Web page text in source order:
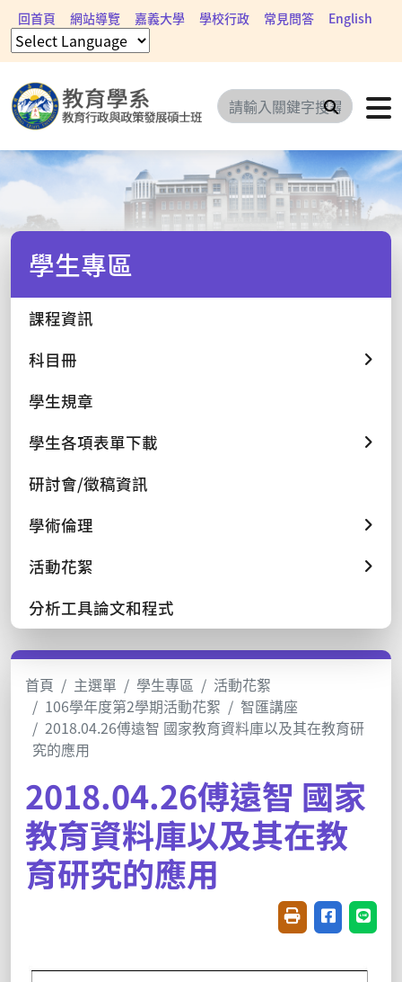
回首頁 網站導覽 嘉義大學 學校行政 常見問答 English
搜尋
學生專區
課程資訊
科目冊
學生規章
學生各項表單下載
研討會/徵稿資訊
學術倫理
活動花絮
分析工具論文和程式
首頁 主選單 學生專區
活動花絮
106學年度第2學期活動花絮
智匯講座
2018.04.26傅遠智 國家教育資料庫以及其在教育研
究的應用
2018.04.26傅遠智 國家
教育資料庫以及其在教
育研究的應用
友善列印(開新視
分享至臉書
分享